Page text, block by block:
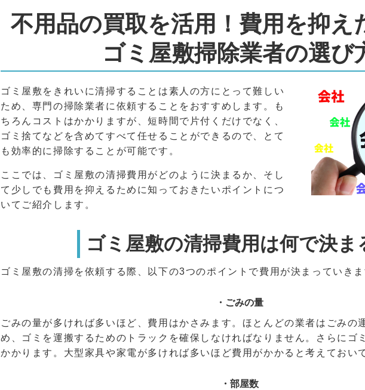
不用品の買取を活用！費用を抑え
ゴミ屋敷掃除業者の選び
ゴミ屋敷をきれいに清掃することは素人の方にとって難しい
ため、専門の掃除業者に依頼することをおすすめします。も
ちろんコストはかかりますが、短時間で片付くだけでなく、
ゴミ捨てなどを含めてすべて任せることができるので、とて
も効率的に掃除することが可能です。
ここでは、ゴミ屋敷の清掃費用がどのように決まるか、そし
て少しでも費用を抑えるために知っておきたいポイントにつ
いてご紹介します。
ゴミ屋敷の清掃費用は何で決ま
ゴミ屋敷の清掃を依頼する際、以下の3つのポイントで費用が決まっていきま
・ごみの量
ごみの量が多ければ多いほど、費用はかさみます。ほとんどの業者はごみの
め、ゴミを運搬するためのトラックを確保しなければなりません。さらにゴ
かかります。大型家具や家電が多ければ多いほど費用がかかると考えておい
・部屋数